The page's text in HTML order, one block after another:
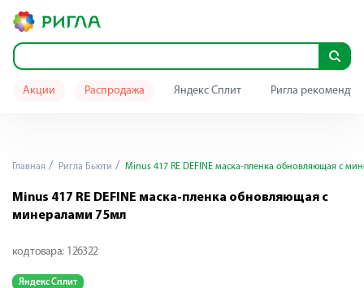
Акции Распродажа Яндекс Сплит Ригла
Главная Ригла Бьюти Minus 417 RE DEFINE маска-пленка обновляющая с
Minus 417 RE DEFINE маска-пленка обновляющая с
минералами 75мл
код товара: 126322
Яндекс Сплит